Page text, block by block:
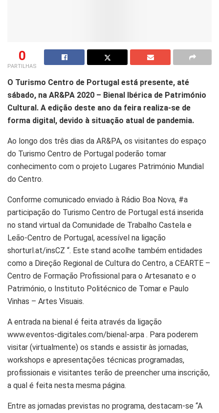
0
PARTILHAS
O Turismo Centro de Portugal está presente, até
sábado, na AR&PA 2020 – Bienal Ibérica de Património
Cultural. A edição deste ano da feira realiza-se de
forma digital, devido à situação atual de pandemia.
Ao longo dos três dias da AR&PA, os visitantes do espaço
do Turismo Centro de Portugal poderão tomar
conhecimento com o projeto Lugares Património Mundial
do Centro.
Conforme comunicado enviado à Rádio Boa Nova, #a
participação do Turismo Centro de Portugal está inserida
no stand virtual da Comunidade de Trabalho Castela e
Leão-Centro de Portugal, acessível na ligação
shorturl.at/insCZ “. Este stand acolhe também entidades
como a Direção Regional de Cultura do Centro, a CEARTE –
Centro de Formação Profissional para o Artesanato e o
Património, o Instituto Politécnico de Tomar e Paulo
Vinhas – Artes Visuais.
A entrada na bienal é feita através da ligação
www.eventos-digitales.com/bienal-arpa . Para poderem
visitar (virtualmente) os stands e assistir às jornadas,
workshops e apresentações técnicas programadas,
profissionais e visitantes terão de preencher uma inscrição,
a qual é feita nesta mesma página.
Entre as jornadas previstas no programa, destacam-se “A